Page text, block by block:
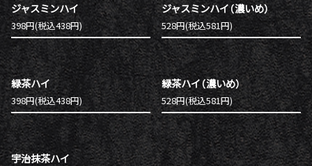
ジャスミンハイ
398円(税込438円)
ジャスミンハイ（濃いめ）
528円(税込581円)
緑茶ハイ
398円(税込438円)
緑茶ハイ（濃いめ）
528円(税込581円)
宇治抹茶ハイ